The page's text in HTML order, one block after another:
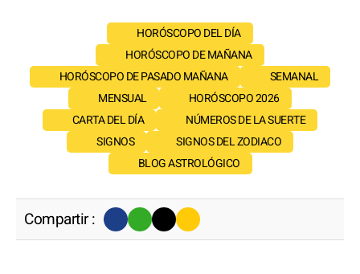
HORÓSCOPO DEL DÍA
HORÓSCOPO DE MAÑANA
HORÓSCOPO DE PASADO MAÑANA
SEMANAL
MENSUAL
HORÓSCOPO 2026
CARTA DEL DÍA
NÚMEROS DE LA SUERTE
SIGNOS
SIGNOS DEL ZODIACO
BLOG ASTROLÓGICO
Compartir :